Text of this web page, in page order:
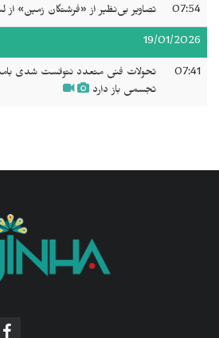
07:54 تصاویر بی‌نظیر از «فرشتگان زمین» از
19/01/2026
07:41
تحولات فنی متعدد نتوانست شدى
تجسمی باز دارد